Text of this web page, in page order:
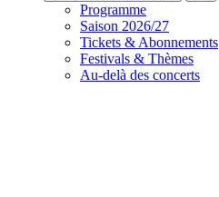
Programme
Saison 2026/27
Tickets & Abonnements
Festivals & Thèmes
Au-delà des concerts